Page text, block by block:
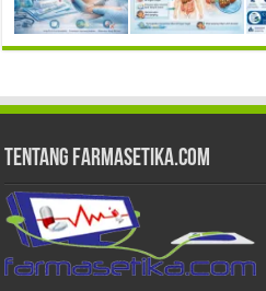
Tentang Farmasetika.com